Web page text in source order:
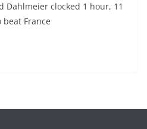
Dahlmeier clocked 1 hour, 11
beat France